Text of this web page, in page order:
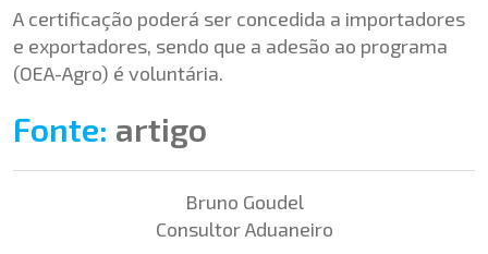
A certificação poderá ser concedida a importadores
e exportadores, sendo que a adesão ao programa
(OEA-Agro) é voluntária.
Fonte: artigo
Bruno Goudel
Consultor Aduaneiro